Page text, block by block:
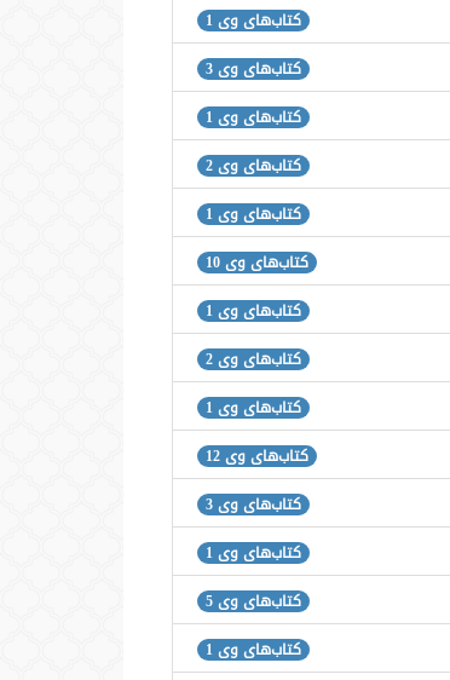
کتاب‌های وی 1
کتاب‌های وی 3
کتاب‌های وی 1
کتاب‌های وی 2
کتاب‌های وی 1
کتاب‌های وی 10
کتاب‌های وی 1
کتاب‌های وی 2
کتاب‌های وی 1
کتاب‌های وی 12
کتاب‌های وی 3
کتاب‌های وی 1
کتاب‌های وی 5
کتاب‌های وی 1